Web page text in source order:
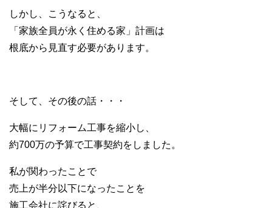
しかし、こうなると、
「家族全員が永く住める家」計画は
根底から見直す必要があります。
そして、その後の話・・・
大幅にリフォーム工事を縮小し、
約700万の予算で工事契約をしました。
私が関わったことで
売上が半分以下になったことを
施工会社に詫びると、